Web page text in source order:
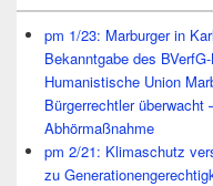
pm 1/23: Marburger in
Bekanntgabe des
Humanistische Union
Bürgerrechtler überwacht
Abhörmaßnahme
pm 2/21: Klimaschutz
zu